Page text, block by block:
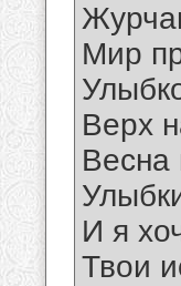
Мир
Верх
Весна
И я
Твои